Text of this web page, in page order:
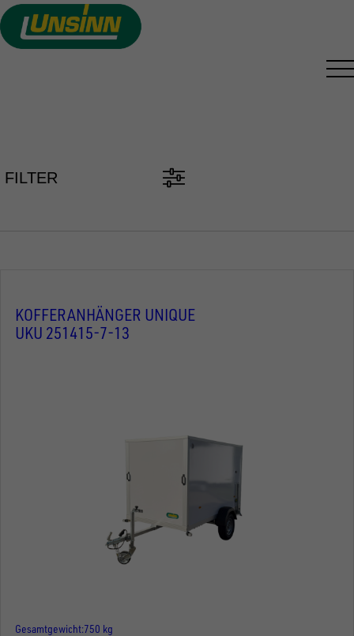
Direkt
zum
Inhalt
FILTER
KOFFERANHÄNGER UNIQUE
UKU 251415-7-13
Gesamtgewicht 750 kg